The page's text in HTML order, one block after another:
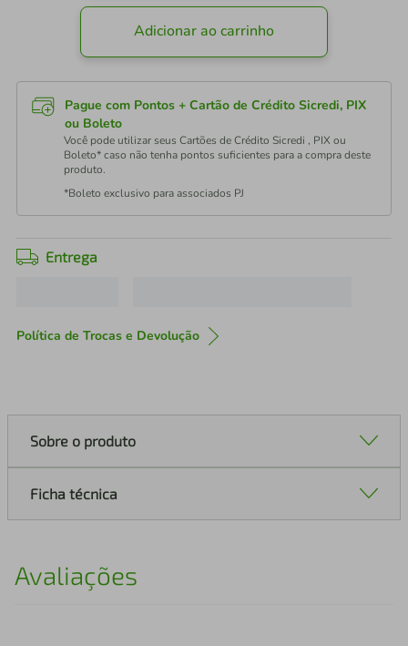
Adicionar ao carrinho
Pague com Pontos + Cartão de Crédito Sicredi, PIX
ou Boleto
Você pode utilizar seus Cartões de Crédito Sicredi , PIX ou
Boleto* caso não tenha pontos suficientes para a compra deste
produto.
*Boleto exclusivo para associados PJ
Entrega
Política de Trocas e Devolução
Sobre o produto
Ficha técnica
Avaliações